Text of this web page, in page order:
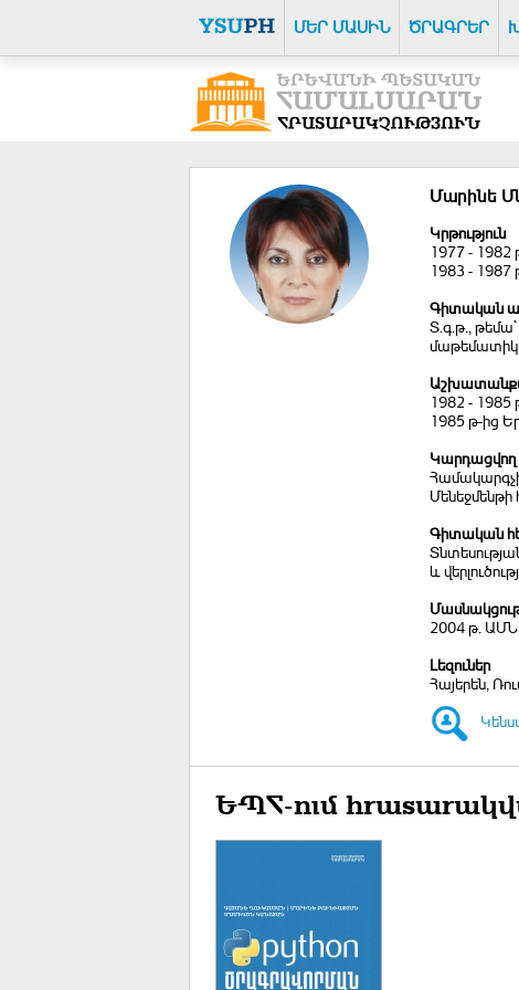
ՄԵՐ ՄԱՍԻՆ ԾՐԱԳՐԵՐ
Մարինե
Կրթություն
1977 -
1983 -
Գիտական
Տ.գ.թ.,
1982 -
1985 թ-ից
Կարդացվող
Մենեջմենթի
Գիտական
և
2004 թ. ԱՄՆ
Լեզուներ
Հայերեն,
ԵՊՀ-ում